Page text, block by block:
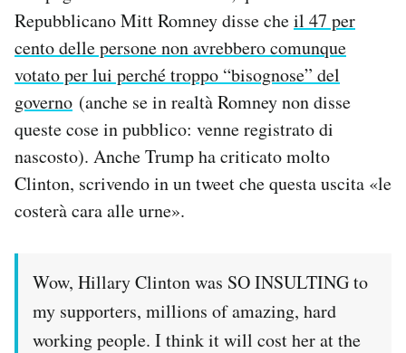
Repubblicano Mitt Romney disse cheil 47 per
cento delle persone non avrebbero comunque
votato per lui perché troppo “bisognose” del
governo (anche se in realtà Romney non disse
queste cose in pubblico: venne registrato di
nascosto). Anche Trump ha criticato molto
Clinton, scrivendo in un tweet che questa uscita «le
costerà cara alle urne».
Wow, Hillary Clinton was SO INSULTING to
my supporters, millions of amazing, hard
working people. I think it will cost her at the